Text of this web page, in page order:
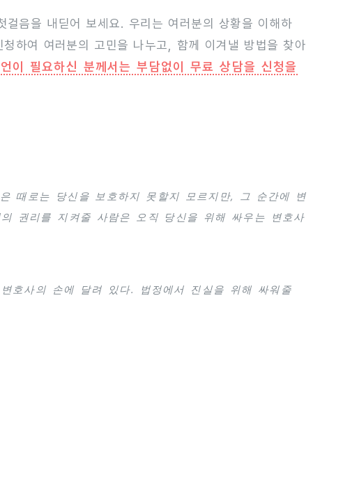
음을 내딛어 보세요. 우리는 여러분의 상황을 이해하
하여 여러분의 고민을 나누고, 함께 이겨낼 방법을 찾아
이 필요하신 분께서는 부담없이 무료 상담을 신청을
때로는 당신을 보호하지 못할지 모르지만, 그 순간에 변
권리를 지켜줄 사람은 오직 당신을 위해 싸우는 변호사
호사의 손에 달려 있다. 법정에서 진실을 위해 싸워줄